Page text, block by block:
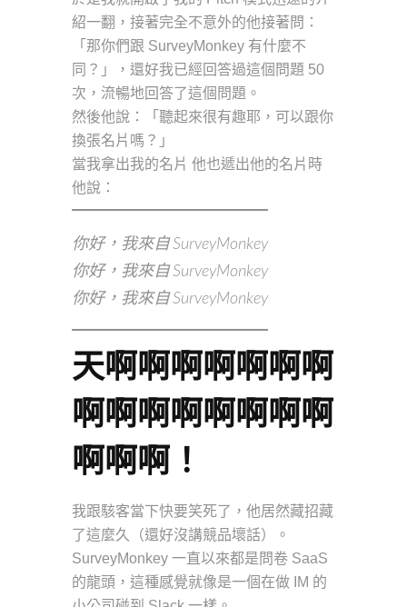
紹一翻，接著完全不意外的他接著問：
「那你們跟 SurveyMonkey 有什麼不
同？」，還好我已經回答過這個問題 50
次，流暢地回答了這個問題。
然後他說：「聽起來很有趣耶，可以跟你
換張名片嗎？」
當我拿出我的名片 他也遞出他的名片時
他說：
你好，我來自 SurveyMonkey
你好，我來自 SurveyMonkey
你好，我來自 SurveyMonkey
天啊啊啊啊啊啊啊
啊啊啊啊啊啊啊啊
啊啊啊！
我跟駭客當下快要笑死了，他居然藏招藏
了這麼久（還好沒講競品壞話）。
SurveyMonkey 一直以來都是問卷 SaaS
的龍頭，這種感覺就像是一個在做 IM 的